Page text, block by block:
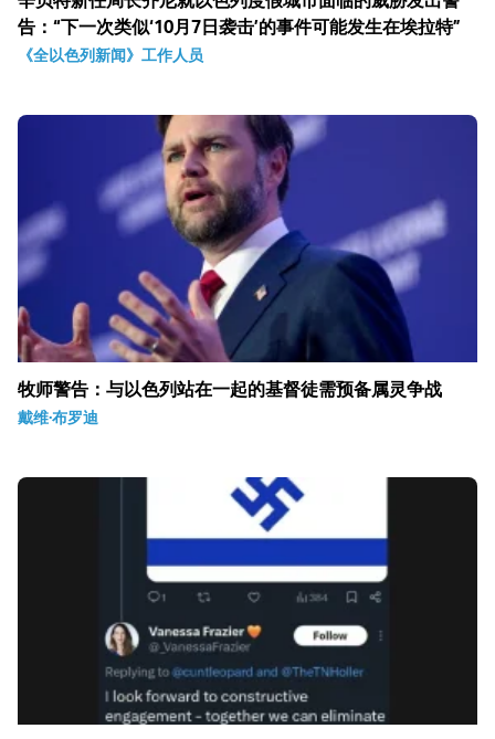
告：“下一次类似‘10月7日袭击’的事件可能发生在埃拉特”
《全以色列新闻》工作人员
牧师警告：与以色列站在一起的基督徒需预备属灵争战
戴维·布罗迪